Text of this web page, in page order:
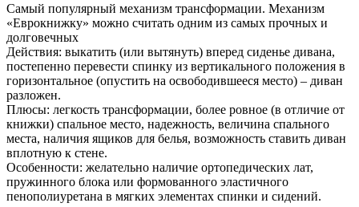
Самый популярный механизм трансформации. Механизм
«Еврокнижку» можно считать одним из самых прочных и
долговечных
Действия: выкатить (или вытянуть) вперед сиденье дивана,
постепенно перевести спинку из вертикального положения в
горизонтальное (опустить на освободившееся место) – диван
разложен.
Плюсы: легкость трансформации, более ровное (в отличие от
книжки) спальное место, надежность, величина спального
места, наличия ящиков для белья, возможность ставить диван
вплотную к стене.
Особенности: желательно наличие ортопедических лат,
пружинного блока или формованного эластичного
пенополиуретана в мягких элементах спинки и сидений.